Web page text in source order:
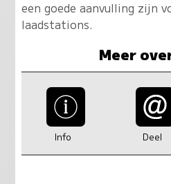
een goede aanvulling zijn
laadstations.
Meer
Info Deel